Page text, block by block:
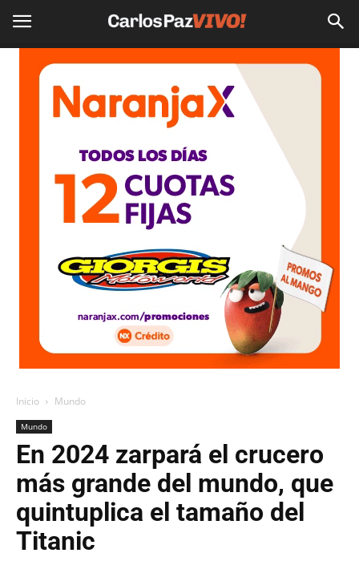
Inicio Mundo
Mundo
En 2024 zarpará el crucero
más grande del mundo, que
quintuplica el tamaño del
Titanic